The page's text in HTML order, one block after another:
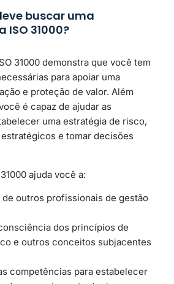
buscar uma
31000?
31000 demonstra que você tem
para apoiar uma
e proteção de valor. Além
é capaz de ajudar as
uma estratégia de risco,
e tomar decisões
ajuda você a:
outros profissionais de gestão
dos princípios de
e outros conceitos subjacentes
competências para estabelecer